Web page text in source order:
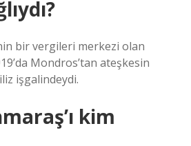
bir vergileri merkezi olan
Mondros’tan ateşkesin
işgalindeydi.
kim